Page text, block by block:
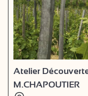
Atelier
M.CHAPOUTIER